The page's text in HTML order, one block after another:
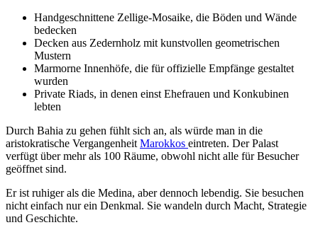
Handgeschnittene Zellige-Mosaike, die Böden und Wände
bedecken
Decken aus Zedernholz mit kunstvollen geometrischen
Mustern
Marmorne Innenhöfe, die für offizielle Empfänge gestaltet
wurden
Private Riads, in denen einst Ehefrauen und Konkubinen
lebten
Durch Bahia zu gehen fühlt sich an, als würde man in die
aristokratische Vergangenheit Marokkos eintreten. Der Palast
verfügt über mehr als 100 Räume, obwohl nicht alle für Besucher
geöffnet sind.
Er ist ruhiger als die Medina, aber dennoch lebendig. Sie besuchen
nicht einfach nur ein Denkmal. Sie wandeln durch Macht, Strategie
und Geschichte.